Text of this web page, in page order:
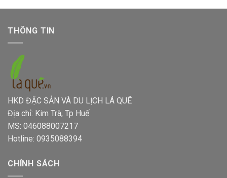
THÔNG TIN
HKD ĐẶC SẢN VÀ DU LỊCH LÁ QUÊ
Địa chỉ: Kim Trà, Tp Huế
MS: 046088007217
Hotline: 0935088394
CHÍNH SÁCH